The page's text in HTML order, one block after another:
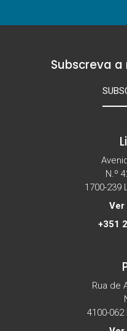
Subscreva
N.º
1700-239
Ver
+351
Rua de
4100-